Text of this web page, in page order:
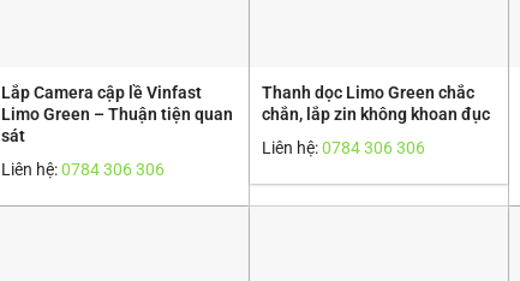
Lắp Camera cập lề Vinfast
Limo Green – Thuận tiện quan
sát
Liên hệ:0784 306 306
Thanh dọc Limo Green chắc
chắn, lắp zin không khoan đục
Liên hệ:0784 306 306